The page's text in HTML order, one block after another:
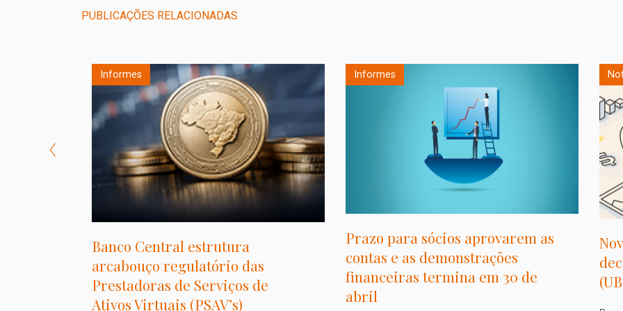
PUBLICAÇÕES RELACIONADAS
Informes
Banco Central estrutura
arcabouço regulatório das
Prestadoras de Serviços de
Ativos Virtuais (PSAV’s)
Informes
Prazo para sócios aprovarem as
contas e as demonstrações
financeiras termina em 30 de
abril